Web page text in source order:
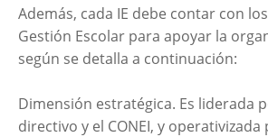
Además, cada IE debe contar con
Gestión Escolar para apoyar la
según se detalla a continuación:
Dimensión estratégica. Es liderada
directivo y el CONEI, y